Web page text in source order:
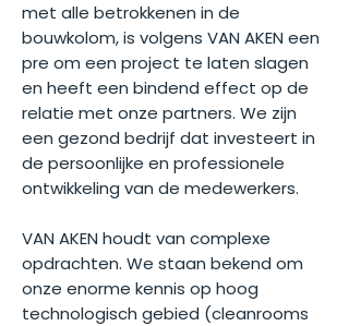
met alle betrokkenen in de
bouwkolom, is volgens VAN AKEN een
pre om een project te laten slagen
en heeft een bindend effect op de
relatie met onze partners. We zijn
een gezond bedrijf dat investeert in
de persoonlijke en professionele
ontwikkeling van de medewerkers.
VAN AKEN houdt van complexe
opdrachten. We staan bekend om
onze enorme kennis op hoog
technologisch gebied (cleanrooms